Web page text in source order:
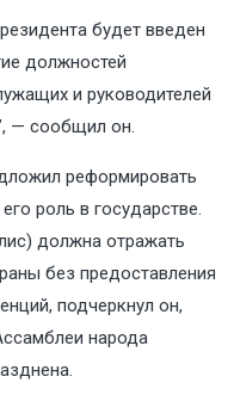
будет введен
должностей
и руководителей
— сообщил он.
реформировать
роль в государстве.
должна отражать
без предоставления
подчеркнул он,
народа